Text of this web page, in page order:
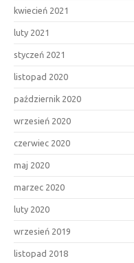
kwiecień 2021
luty 2021
styczeń 2021
listopad 2020
październik 2020
wrzesień 2020
czerwiec 2020
maj 2020
marzec 2020
luty 2020
wrzesień 2019
listopad 2018